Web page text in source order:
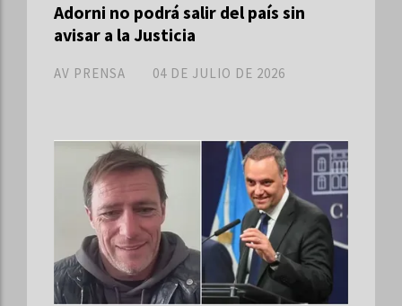
Adorni no podrá salir del país sin
avisar a la Justicia
AV PRENSA 04 DE JULIO DE 2026